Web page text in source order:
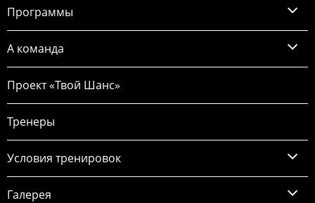
Программы
А команда
Проект «Твой Шанс»
Тренеры
Условия тренировок
Галерея